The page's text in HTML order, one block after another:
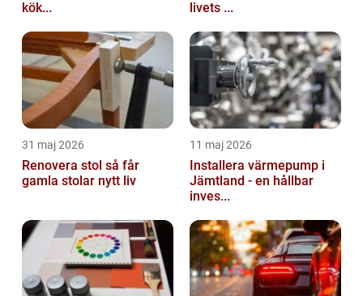
kök...
livets ...
31 maj 2026
Renovera stol så får
gamla stolar nytt liv
11 maj 2026
Installera värmepump i
Jämtland - en hållbar
inves...